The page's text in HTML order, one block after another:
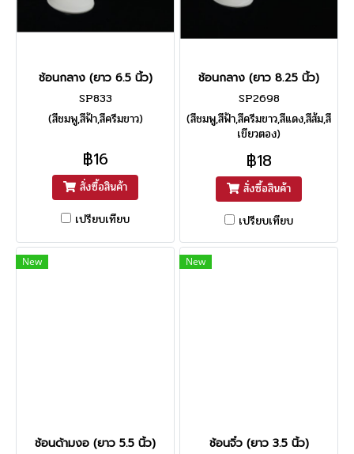
ช้อนกลาง (ยาว 6.5 นิ้ว)
SP833
(สีชมพู,สีฟ้า,สีครีมขาว)
฿16
สั่งซื้อสินค้า
เปรียบเทียบ
ช้อนกลาง (ยาว 8.25 นิ้ว)
SP2698
(สีชมพู,สีฟ้า,สีครีมขาว,สีแดง,สีส้ม,สี
เขียวตอง)
฿18
สั่งซื้อสินค้า
เปรียบเทียบ
New
ช้อนด้ามงอ (ยาว 5.5 นิ้ว)
New
ช้อนจิ๋ว (ยาว 3.5 นิ้ว)